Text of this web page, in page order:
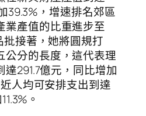
39.3%，增速排名郊區
業產值的比重進步至
接著，她將圓規打
公分的長度，這代表理
291.7億元，同比增加
人均可安排支出到達
。